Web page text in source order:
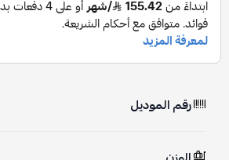
رقم الموديل